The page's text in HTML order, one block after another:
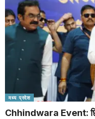
मध्य प्रदेश
Chhindwara Event: